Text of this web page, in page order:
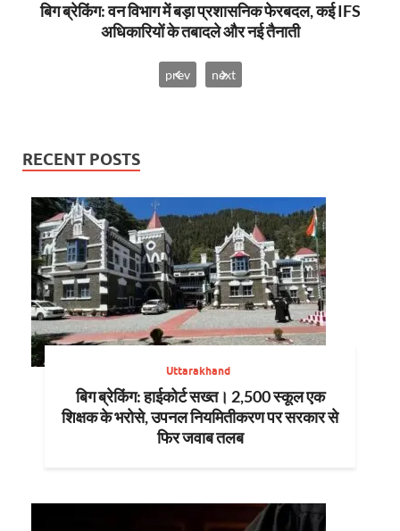
बिग ब्रेकिंग: वन विभाग में बड़ा प्रशासनिक फेरबदल, कई IFS
अधिकारियों के तबादले और नई तैनाती
prev next
RECENT POSTS
Uttarakhand
बिग ब्रेकिंग: हाईकोर्ट सख्त। 2,500 स्कूल एक
शिक्षक के भरोसे, उपनल नियमितीकरण पर सरकार से
फिर जवाब तलब